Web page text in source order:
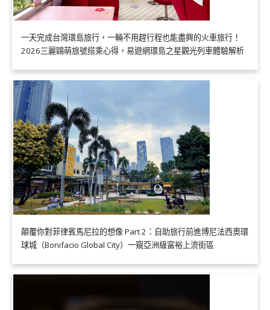
一天完成台灣環島旅行，一輛不用趕行程也能盡興的火車旅行！
2026三麗鷗萌旅號搭乘心得，易遊網環島之星觀光列車體驗解析
顛覆你對菲律賓馬尼拉的想像 Part 2：自助旅行前進博尼法西奧環
球城（Bonifacio Global City）一窺亞洲級富裕上流街區